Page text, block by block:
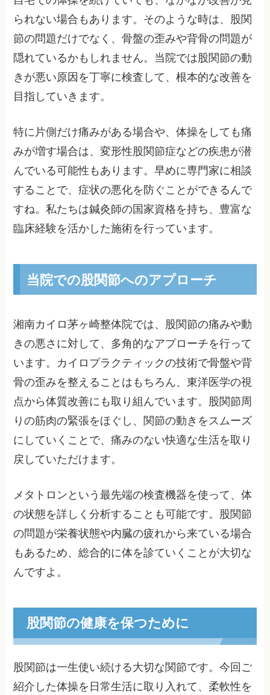
られない場合もあります。そのような時は、股関
節の問題だけでなく、骨盤の歪みや背骨の問題が
隠れているかもしれません。当院では股関節の動
きが悪い原因を丁寧に検査して、根本的な改善を
目指していきます。
特に片側だけ痛みがある場合や、体操をしても痛
みが増す場合は、変形性股関節症などの疾患が潜
んでいる可能性もあります。早めに専門家に相談
することで、症状の悪化を防ぐことができるんで
すね。私たちは鍼灸師の国家資格を持ち、豊富な
臨床経験を活かした施術を行っています。
当院での股関節へのアプローチ
湘南カイロ茅ヶ崎整体院では、股関節の痛みや動
きの悪さに対して、多角的なアプローチを行って
います。カイロプラクティックの技術で骨盤や背
骨の歪みを整えることはもちろん、東洋医学の視
点から体質改善にも取り組んでいます。股関節周
りの筋肉の緊張をほぐし、関節の動きをスムーズ
にしていくことで、痛みのない快適な生活を取り
戻していただけます。
メタトロンという最先端の検査機器を使って、体
の状態を詳しく分析することも可能です。股関節
の問題が栄養状態や内臓の疲れから来ている場合
もあるため、総合的に体を診ていくことが大切な
んですよ。
股関節の健康を保つために
股関節は一生使い続ける大切な関節です。今回ご
紹介した体操を日常生活に取り入れて、柔軟性を